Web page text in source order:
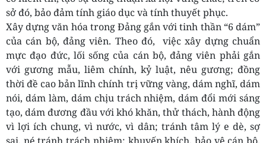
sở đó, bảo đảm tính giáo dục và tính thuyết phục.
Xây dựng văn hóa trong Đảng gắn với tinh thần “6 dám”
của cán bộ, đảng viên. Theo đó, việc xây dựng chuẩn
mực đạo đức, lối sống của cán bộ, đảng viên phải gắn
với gương mẫu, liêm chính, kỷ luật, nêu gương; đồng
thời đề cao bản lĩnh chính trị vững vàng, dám nghĩ, dám
nói, dám làm, dám chịu trách nhiệm, dám đổi mới sáng
tạo, dám đương đầu với khó khăn, thử thách, hành động
vì lợi ích chung, vì nước, vì dân; tránh tâm lý e dè, sợ